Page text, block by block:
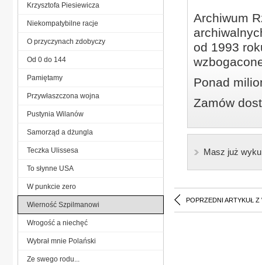
Archiwum
od 1993
Ponad
Zamów
Masz już
POPRZEDNI ARTYKUŁ Z
Krzysztofa Piesiewicza
Niekompatybilne racje
O przyczynach zdobyczy
Od 0 do 144
Pamiętamy
Przywłaszczona wojna
Pustynia Wilanów
Samorząd a dżungla
Teczka Ulissesa
To słynne USA
W punkcie zero
Wierność Szpilmanowi
Wrogość a niechęć
Wybrał mnie Polański
Ze swego rodu...